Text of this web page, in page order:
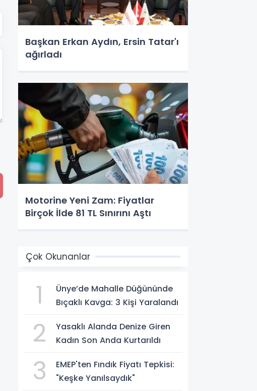
Başkan Erkan Aydın, Ersin Tatar'ı
ağırladı
Motorine Yeni Zam: Fiyatlar
Birçok İlde 81 TL Sınırını Aştı
Çok Okunanlar
1
Ünye’de Mahalle Düğününde
Bıçaklı Kavga: 3 Kişi Yaralandı
2
Yasaklı Alanda Denize Giren
Kadın Son Anda Kurtarıldı
3
EMEP'ten Fındık Fiyatı Tepkisi:
"Keşke Yanılsaydık"